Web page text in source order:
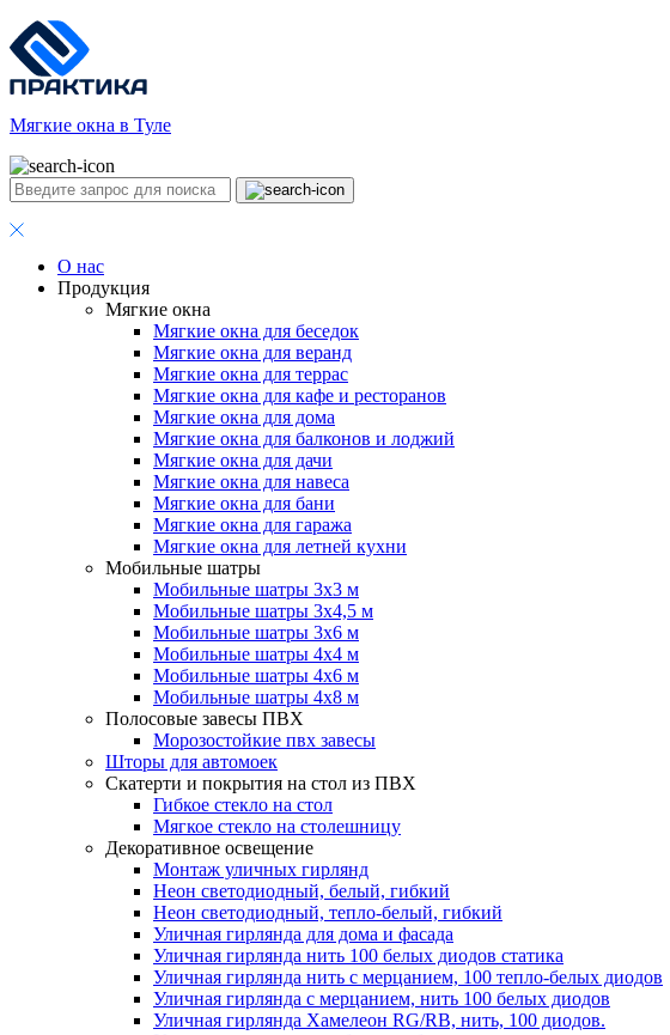
Мягкие окна в Туле
О нас
Продукция
Мягкие окна
Мягкие окна для беседок
Мягкие окна для веранд
Мягкие окна для террас
Мягкие окна для кафе и ресторанов
Мягкие окна для дома
Мягкие окна для балконов и лоджий
Мягкие окна для дачи
Мягкие окна для навеса
Мягкие окна для бани
Мягкие окна для гаража
Мягкие окна для летней кухни
Мобильные шатры
Мобильные шатры 3х3 м
Мобильные шатры 3х4,5 м
Мобильные шатры 3х6 м
Мобильные шатры 4х4 м
Мобильные шатры 4х6 м
Мобильные шатры 4х8 м
Полосовые завесы ПВХ
Морозостойкие пвх завесы
Шторы для автомоек
Скатерти и покрытия на стол из ПВХ
Гибкое стекло на стол
Мягкое стекло на столешницу
Декоративное освещение
Монтаж уличных гирлянд
Неон светодиодный, белый, гибкий
Неон светодиодный, тепло-белый, гибкий
Уличная гирлянда для дома и фасада
Уличная гирлянда нить 100 белых диодов статика
Уличная гирлянда нить с мерцанием, 100 тепло-белых диодов
Уличная гирлянда с мерцанием, нить 100 белых диодов
Уличная гирлянда Хамелеон RG/RB, нить, 100 диодов.